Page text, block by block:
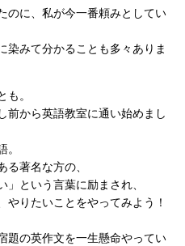
のに、私が今一番頼みとしてい
染みて分かることも多々ありま
も。
前から英語教室に通い始めまし
。
る著名な方の、
」という言葉に励まされ、
りたいことをやってみよう！
題の英作文を一生懸命やってい